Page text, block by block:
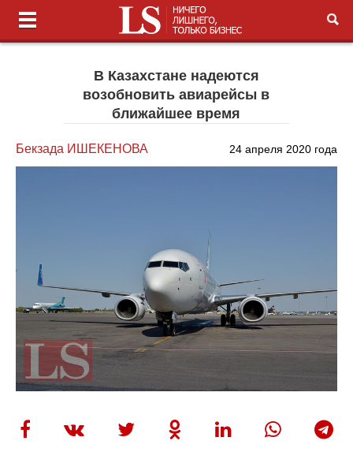
В Казахстане надеются
возобновить авиарейсы в
ближайшее время
Бекзада ИШЕКЕНОВА 24 апреля 2020 года